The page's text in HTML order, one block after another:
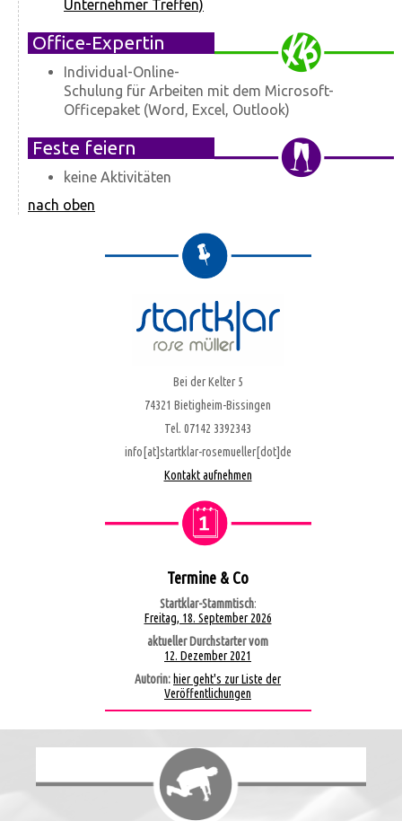
Unternehmer Treffen)
Office-Expertin
Individual-Online-
Schulung für Arbeiten mit dem Microsoft-
Officepaket (Word, Excel, Outlook)
Feste feiern
keine Aktivitäten
nach oben
Bei der Kelter 5
74321 Bietigheim-Bissingen
Tel. 07142 3392343
info[at]startklar-rosemueller[dot]de
Kontakt aufnehmen
Termine & Co
Startklar-Stammtisch:
Freitag, 18. September 2026
aktueller Durchstarter vom
12. Dezember 2021
Autorin: hier geht's zur Liste der
Veröffentlichungen